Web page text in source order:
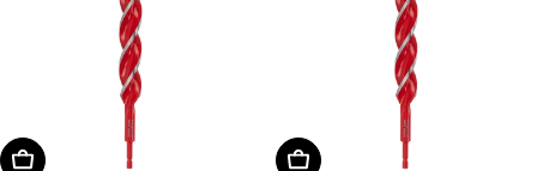
Dodaj do koszyka Dodaj do koszyka